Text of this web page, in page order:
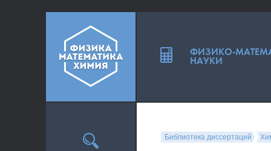
Библиотека диссертаций
ФИЗИКО-
НАУКИ